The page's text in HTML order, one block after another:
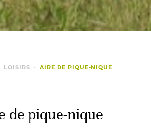
LOISIRS AIRE DE PIQUE-NIQUE
de pique-nique